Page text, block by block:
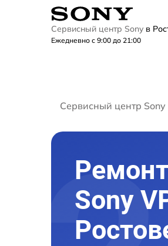
Сервисный центр Sony в
Ежедневно с 9:00 до 21:00
Сервисный центр Sony
Sony